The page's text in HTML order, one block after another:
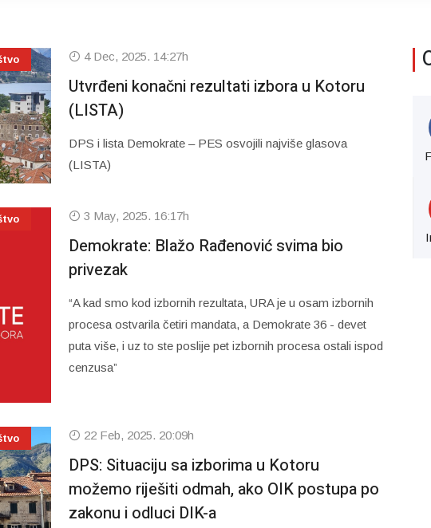
4 Dec, 2025. 14:27h
Utvrđeni konačni rezultati izbora u Kotoru
(LISTA)
DPS i lista Demokrate – PES osvojili najviše glasova
(LISTA)
3 May, 2025. 16:17h
Demokrate: Blažo Rađenović svima bio
privezak
“A kad smo kod izbornih rezultata, URA je u osam izbornih
procesa ostvarila četiri mandata, a Demokrate 36 - devet
puta više, i uz to ste poslije pet izbornih procesa ostali ispod
cenzusa”
22 Feb, 2025. 20:09h
DPS: Situaciju sa izborima u Kotoru
možemo riješiti odmah, ako OIK postupa po
zakonu i odluci DIK-a